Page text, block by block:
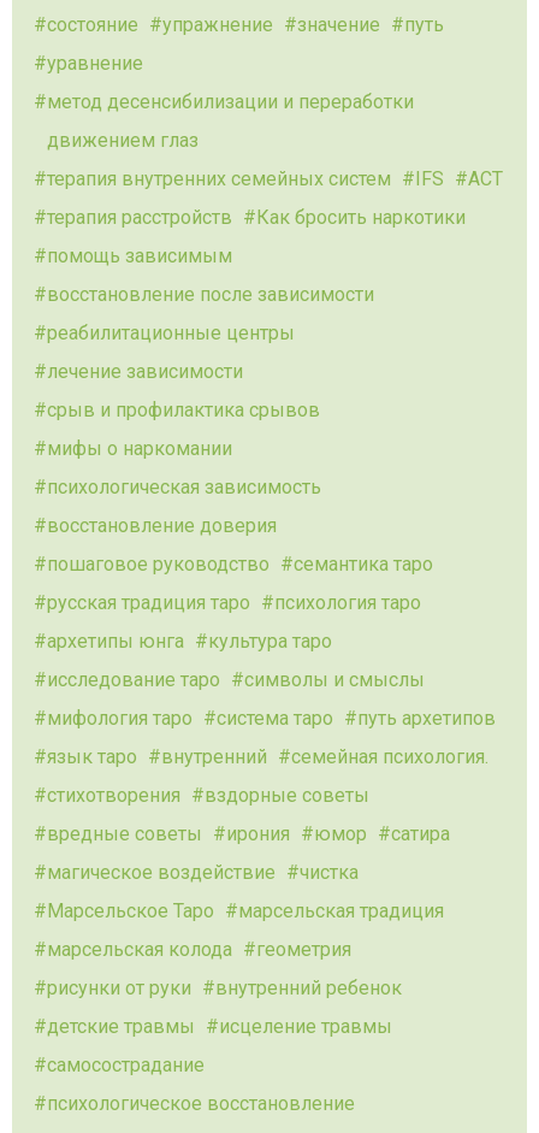
состояние
упражнение значение
путь
уравнение
метод десенсибилизации и переработки
движением глаз
терапия внутренних семейных систем
IFS
ACT
терапия расстройств
Как бросить наркотики
помощь зависимым
восстановление после зависимости
реабилитационные центры
лечение зависимости
срыв и профилактика срывов
мифы о наркомании
психологическая зависимость
восстановление доверия
пошаговое руководство
семантика таро
русская традиция таро
психология таро
архетипы юнга
культура таро
исследование таро
символы и смыслы
мифология таро
система таро
путь архетипов
язык таро
внутренний
семейная психология.
стихотворения
вздорные советы
вредные советы
ирония юмор
сатира
магическое воздействие
чистка
Марсельское Таро
марсельская традиция
марсельская колода
геометрия
рисунки от руки
внутренний ребенок
детские травмы
исцеление травмы
самосострадание
психологическое восстановление